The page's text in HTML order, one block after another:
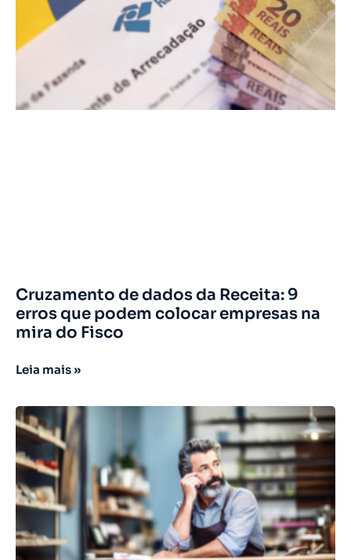
Cruzamento de dados da Receita: 9
erros que podem colocar empresas na
mira do Fisco
Leia mais »